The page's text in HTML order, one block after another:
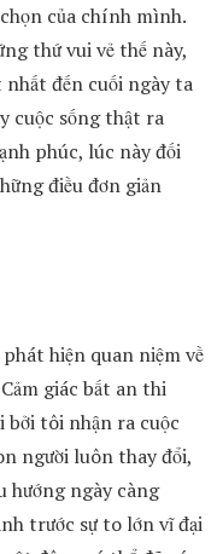
của chính mình.
thứ vui vẻ thế này,
đến cuối ngày ta
cuộc sống thật ra
phúc, lúc này đối
điều đơn giản
hiện quan niệm về
giác bất an thi
tôi nhận ra cuộc
người luôn thay đổi,
hướng ngày càng
trước sự to lớn vĩ đại